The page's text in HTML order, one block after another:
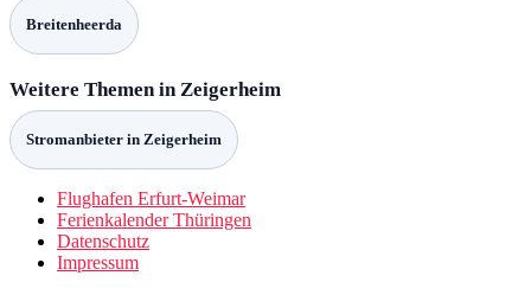
Breitenheerda
Weitere Themen in Zeigerheim
Stromanbieter in Zeigerheim
Flughafen Erfurt-Weimar
Ferienkalender Thüringen
Datenschutz
Impressum